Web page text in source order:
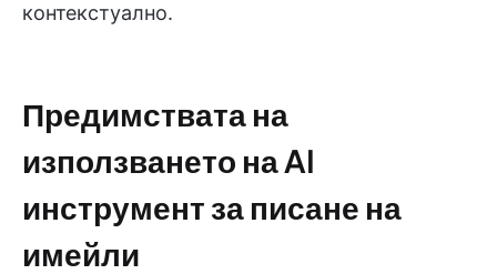
контекстуално.
Предимствата на
използването на AI
инструмент за писане на
имейли